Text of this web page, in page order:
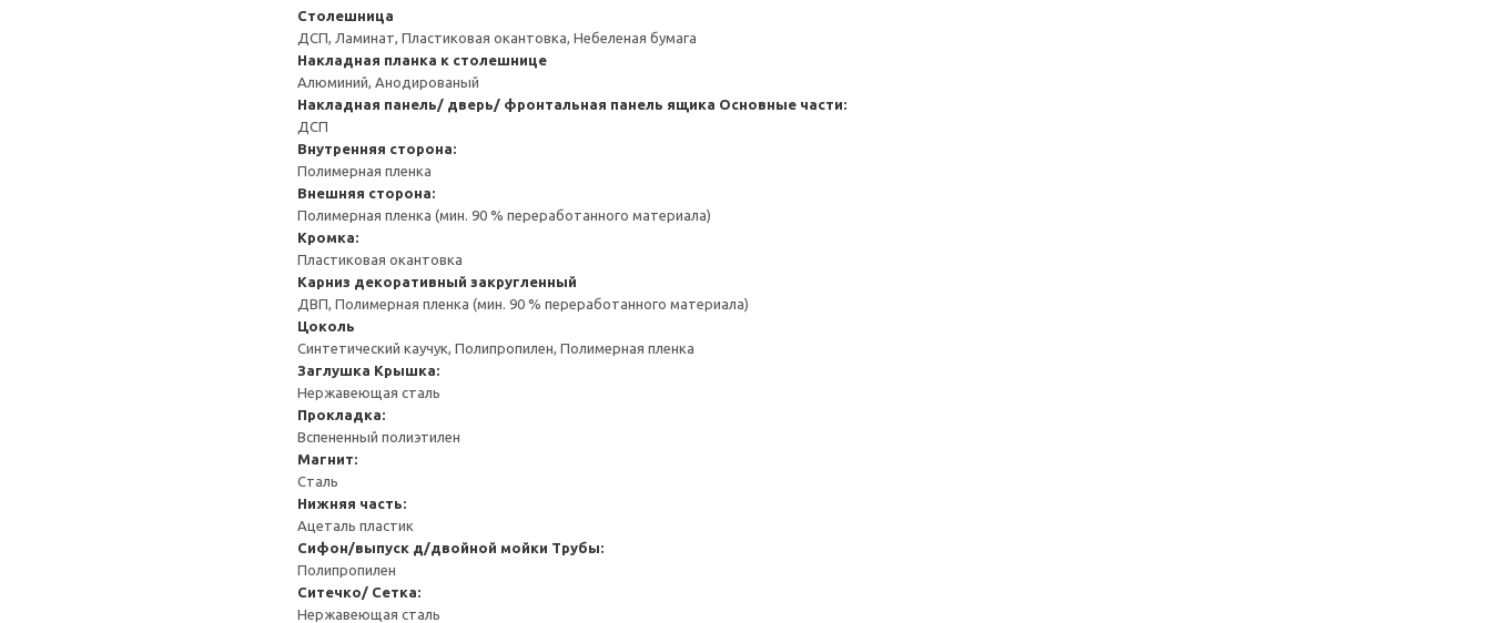
Столешница
ДСП, Ламинат, Пластиковая окантовка, Небеленая бумага
Накладная планка к столешнице
Алюминий, Анодированый
Накладная панель/ дверь/ фронтальная панель ящика Основные части:
ДСП
Внутренняя сторона:
Полимерная пленка
Внешняя сторона:
Полимерная пленка (мин. 90 % переработанного материала)
Кромка:
Пластиковая окантовка
Карниз декоративный закругленный
ДВП, Полимерная пленка (мин. 90 % переработанного материала)
Цоколь
Синтетический каучук, Полипропилен, Полимерная пленка
Заглушка Крышка:
Нержавеющая сталь
Прокладка:
Вспененный полиэтилен
Магнит:
Сталь
Нижняя часть:
Ацеталь пластик
Сифон/выпуск д/двойной мойки Трубы:
Полипропилен
Ситечко/ Сетка:
Нержавеющая сталь